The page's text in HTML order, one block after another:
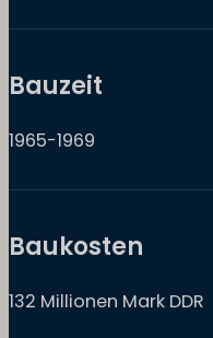
Bauzeit
1965-1969
Baukosten
132 Millionen Mark DDR